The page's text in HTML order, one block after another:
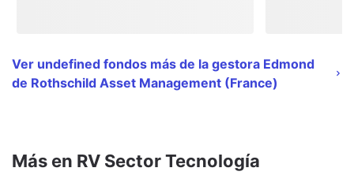
Ver undefined fondos más de la gestora Edmond
de Rothschild Asset Management (France)
Más en RV Sector Tecnología